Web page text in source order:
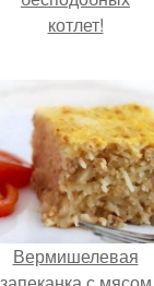
котлет!
Вермишелевая